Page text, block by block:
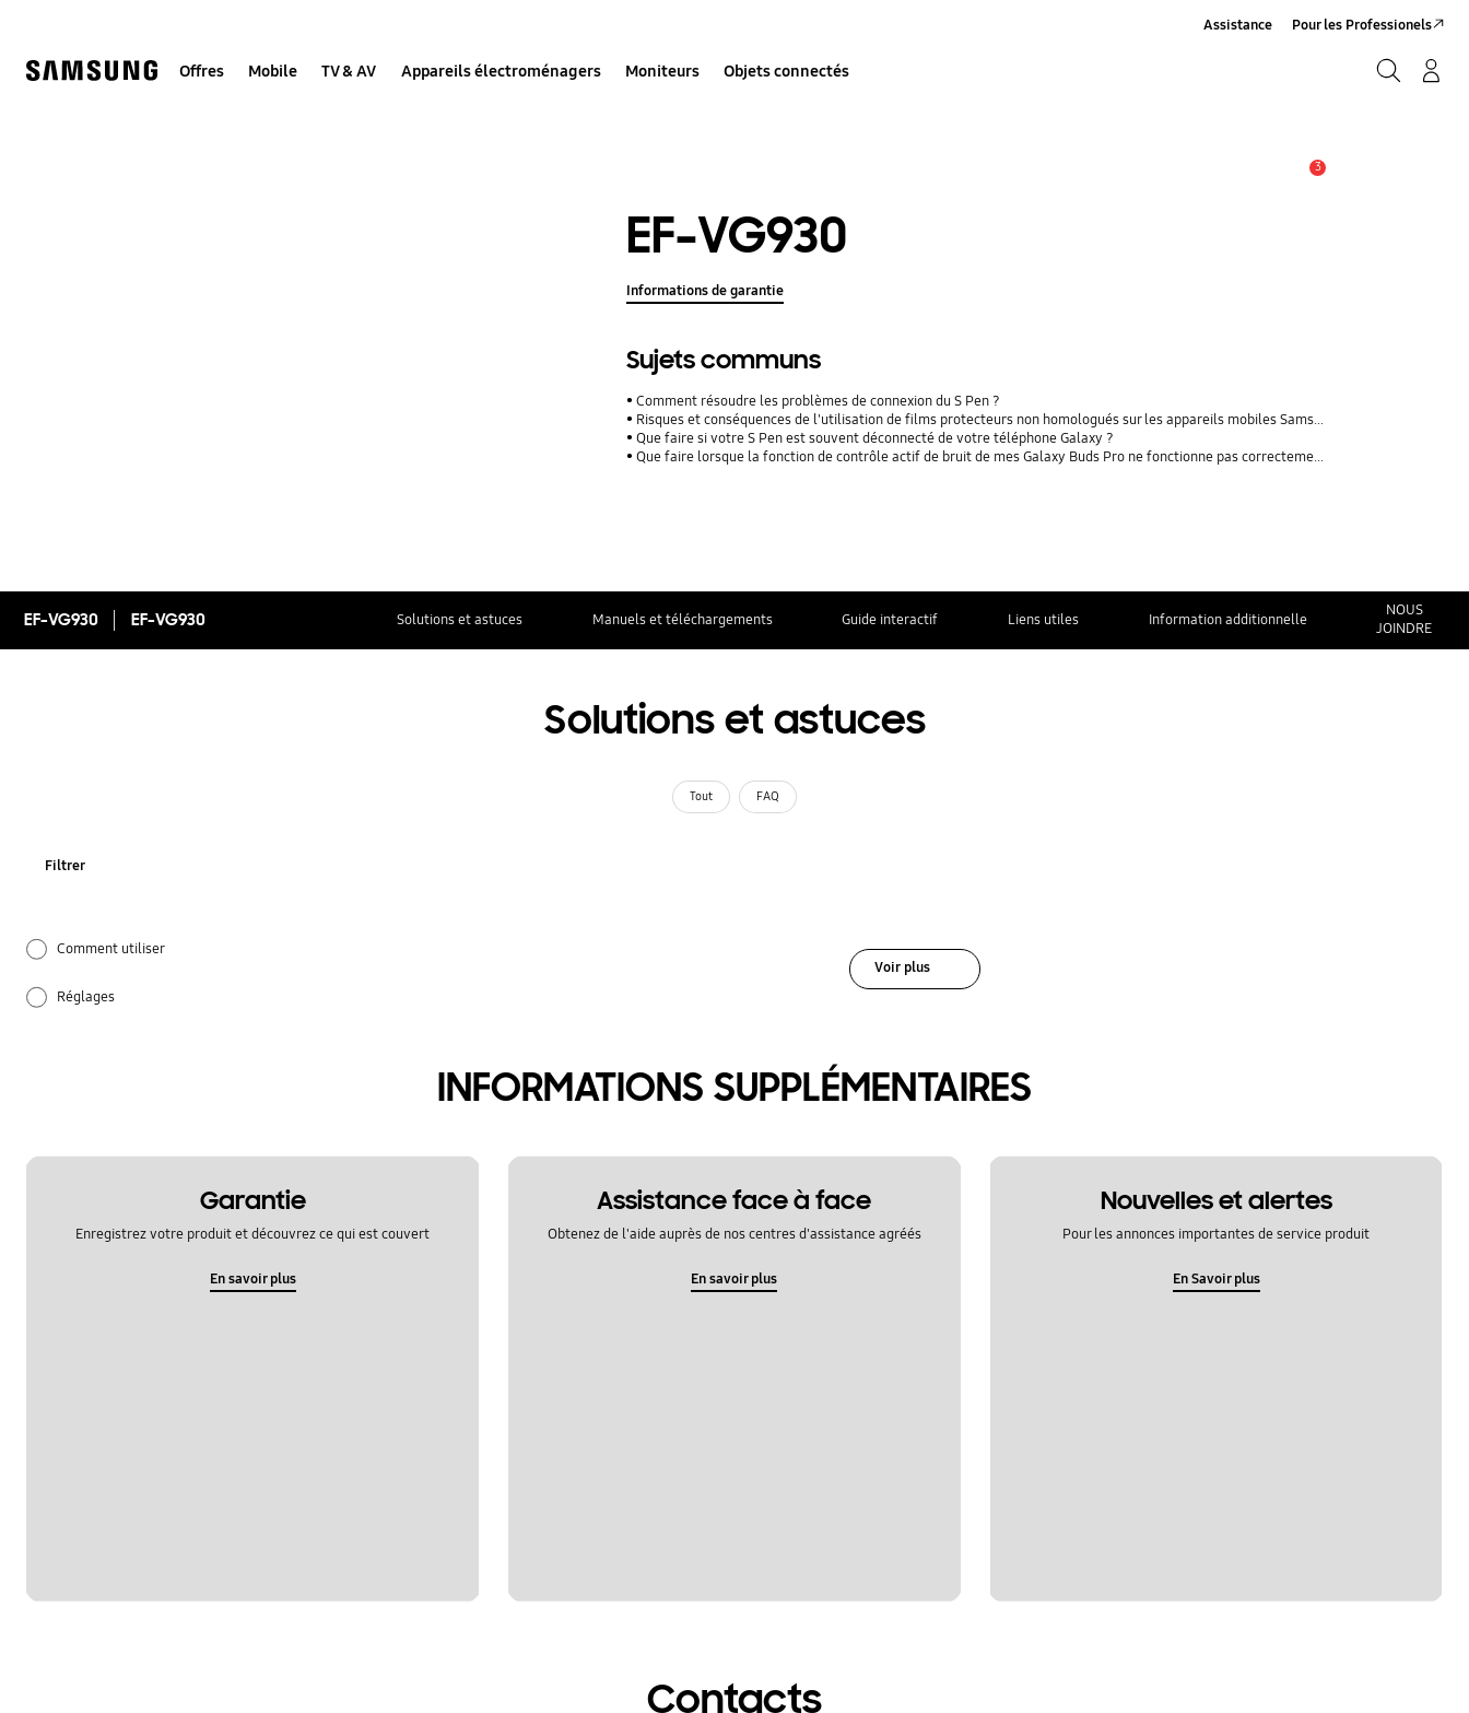
Offres Mobile TV & AV Appareils électroménagers Moniteurs Objets connectés
Assistance Pour les Professionels
3
EF-VG930
Informations de garantie
Sujets communs
Comment résoudre les problèmes de connexion du S Pen ?
Risques et conséquences de l'utilisation de films protecteurs non homologués sur les appareils mobiles Samsung Galaxy
Que faire si votre S Pen est souvent déconnecté de votre téléphone Galaxy ?
Que faire lorsque la fonction de contrôle actif de bruit de mes Galaxy Buds Pro ne fonctionne pas correctement
EF-VG930 EF-VG930 Solutions et astuces Manuels et téléchargements Guide interactif Liens utiles Information additionnelle
NOUS
JOINDRE
Solutions et astuces
Tout FAQ
Filtrer
Comment utiliser
Réglages
Voir plus
INFORMATIONS SUPPLÉMENTAIRES
Garantie
Enregistrez votre produit et découvrez ce qui est couvert
En savoir plus
Assistance face à face
Obtenez de l'aide auprès de nos centres d'assistance agréés
En savoir plus
Nouvelles et alertes
Pour les annonces importantes de service produit
En Savoir plus
Contacts